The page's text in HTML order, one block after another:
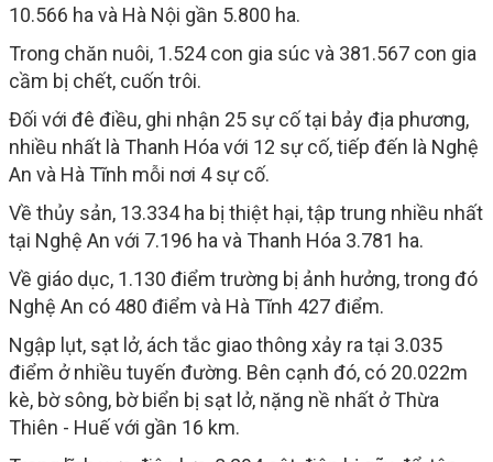
10.566 ha và Hà Nội gần 5.800 ha.
Trong chăn nuôi, 1.524 con gia súc và 381.567 con gia
cầm bị chết, cuốn trôi.
Đối với đê điều, ghi nhận 25 sự cố tại bảy địa phương,
nhiều nhất là Thanh Hóa với 12 sự cố, tiếp đến là Nghệ
An và Hà Tĩnh mỗi nơi 4 sự cố.
Về thủy sản, 13.334 ha bị thiệt hại, tập trung nhiều nhất
tại Nghệ An với 7.196 ha và Thanh Hóa 3.781 ha.
Về giáo dục, 1.130 điểm trường bị ảnh hưởng, trong đó
Nghệ An có 480 điểm và Hà Tĩnh 427 điểm.
Ngập lụt, sạt lở, ách tắc giao thông xảy ra tại 3.035
điểm ở nhiều tuyến đường. Bên cạnh đó, có 20.022m
kè, bờ sông, bờ biển bị sạt lở, nặng nề nhất ở Thừa
Thiên - Huế với gần 16 km.